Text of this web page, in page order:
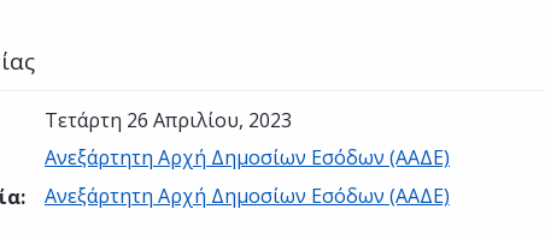
Τετάρτη 26 Απριλίου, 2023
Ανεξάρτητη Αρχή Δημοσίων Εσόδων (ΑΑΔΕ)
: Ανεξάρτητη Αρχή Δημοσίων Εσόδων (ΑΑΔΕ)